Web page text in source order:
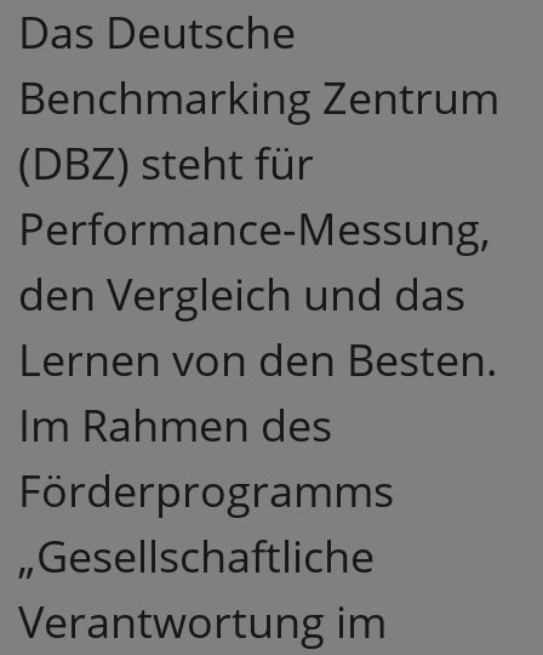
Das Deutsche
Benchmarking Zentrum
(DBZ) steht für
Performance-Messung,
den Vergleich und das
Lernen von den Besten.
Im Rahmen des
Förderprogramms
„Gesellschaftliche
Verantwortung im